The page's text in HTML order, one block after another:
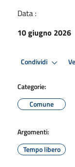
Data :
10 giugno 2026
Condividi
Categorie:
Comune
Argomenti:
Tempo libero